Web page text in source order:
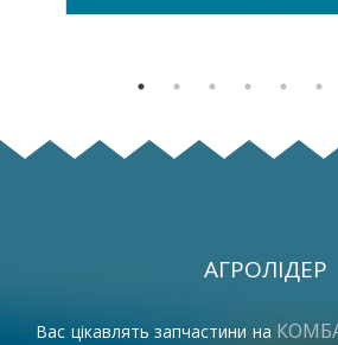
АГРОЛІДЕР
Вас цікавлять запчастини на